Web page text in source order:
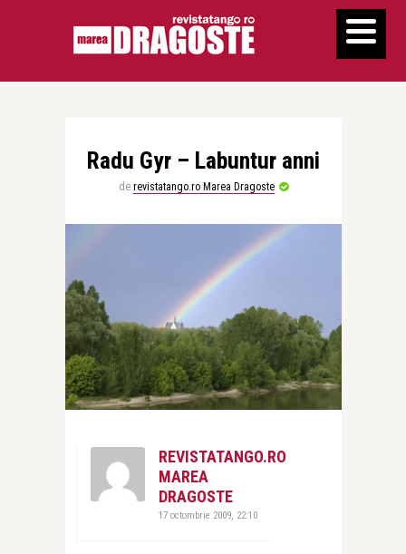
Radu Gyr – Labuntur anni
de revistatango.ro Marea Dragoste
REVISTATANGO.RO
MAREA
DRAGOSTE
17 octombrie 2009, 22:10